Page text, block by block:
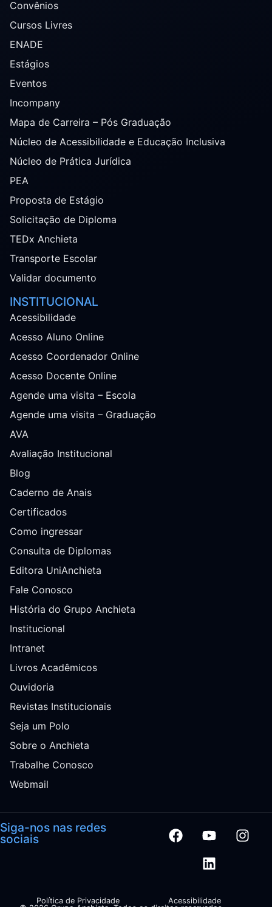
Convênios
Cursos Livres
ENADE
Estágios
Eventos
Incompany
Mapa de Carreira – Pós Graduação
Núcleo de Acessibilidade e Educação Inclusiva
Núcleo de Prática Jurídica
PEA
Proposta de Estágio
Solicitação de Diploma
TEDx Anchieta
Transporte Escolar
Validar documento
INSTITUCIONAL
Acessibilidade
Acesso Aluno Online
Acesso Coordenador Online
Acesso Docente Online
Agende uma visita – Escola
Agende uma visita – Graduação
AVA
Avaliação Institucional
Blog
Caderno de Anais
Certificados
Como ingressar
Consulta de Diplomas
Editora UniAnchieta
Fale Conosco
História do Grupo Anchieta
Institucional
Intranet
Livros Acadêmicos
Ouvidoria
Revistas Institucionais
Seja um Polo
Sobre o Anchieta
Trabalhe Conosco
Webmail
Siga-nos nas redes
sociais
Política de Privacidade Acessibilidade